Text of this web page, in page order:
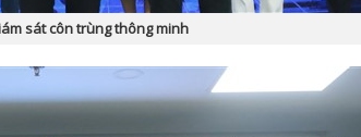
sát côn trùng thông minh